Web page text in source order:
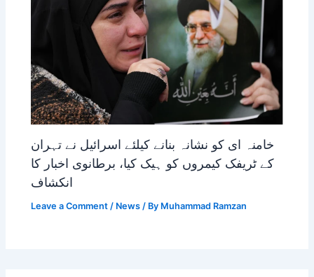
خامنہ ای کو نشانہ بنانے کیلئے اسرائیل نے تہران
کے ٹریفک کیمروں کو ہیک کیا، برطانوی اخبار کا
انکشاف
Leave a Comment / News / By Muhammad Ramzan